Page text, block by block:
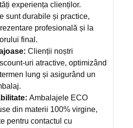
experiența clienților.
sunt durabile și practice,
profesională și la
final.
Clienții noștri
uri atractive, optimizând
lung și asigurând un
Ambalajele ECO
din materii 100% virgine,
pentru contactul cu